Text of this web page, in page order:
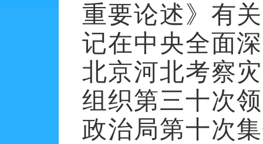
重要论述》有
记在中央全面
北京河北考察
组织第三十次
政治局第十次